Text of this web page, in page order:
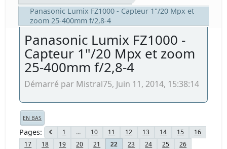
Panasonic Lumix FZ1000 - Capteur 1"/20 Mpx et
zoom 25-400mm f/2,8-4
Panasonic Lumix FZ1000 -
Capteur 1"/20 Mpx et zoom
25-400mm f/2,8-4
Démarré par Mistral75, Juin 11, 2014, 15:38:14
EN BAS
Pages 1 ... 10 11 12 13 14 15
16
17
18 19 20 21 22 23 24 25
26